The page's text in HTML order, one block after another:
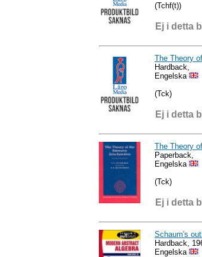
(Tchf(t))
Ej i detta
The Theory
Hardback,
Engelska
(Tck)
Ej i detta
The Theory
Paperback,
Engelska
(Tck)
Ej i detta
Schaum's
Hardback,
Engelska